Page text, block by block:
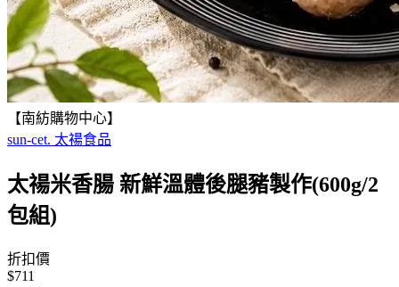
【南紡購物中心】
sun-cet. 太禓食品
太禓米香腸 新鮮溫體後腿豬製作(600g/2
包組)
折扣價
$711